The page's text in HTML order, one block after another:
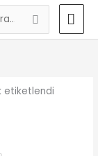
etiketlendi